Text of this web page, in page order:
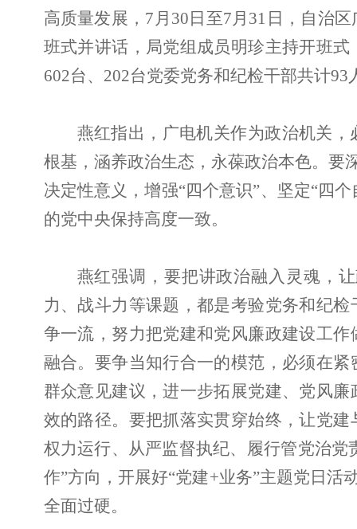
高质量发展，7月30日至7月31日，自治
班式并讲话，局党组成员明珍主持开班
602台、202台党委党务和纪检干部共计93
燕红指出，广电机关作为政治机关
根基，涵养政治生态，永葆政治本色。要
决定性意义，增强“四个意识”、坚定“四
的党中央保持高度一致。
燕红强调，要把讲政治融入灵魂，
力、战斗力等课题，都是考验党务和纪
争一流，努力把党建和党风廉政建设工
融合。要争当知行合一的模范，必须在
群众意见建议，进一步拓展党建、党风
效的路径。要把抓落实贯穿始终，让党
权力运行、从严监督执纪、履行管党治
作”方向，开展好“党建+业务”主题党日
全面过硬。